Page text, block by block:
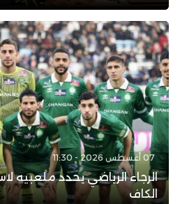
07 أغسطس 2026 - 11:30
الرجاء الرياضي يحدد ملعبيه
الكاف